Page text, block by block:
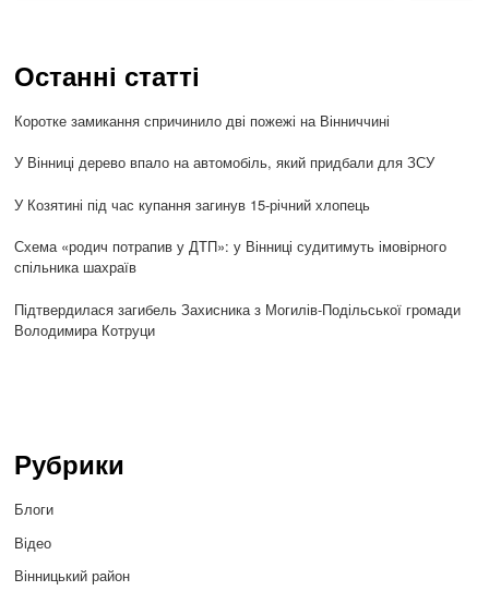
Останні статті
Коротке замикання спричинило дві пожежі на Вінниччині
У Вінниці дерево впало на автомобіль, який придбали для ЗСУ
У Козятині під час купання загинув 15-річний хлопець
Схема «родич потрапив у ДТП»: у Вінниці судитимуть імовірного
спільника шахраїв
Підтвердилася загибель Захисника з Могилів-Подільської громади
Володимира Котруци
Рубрики
Блоги
Відео
Вінницький район